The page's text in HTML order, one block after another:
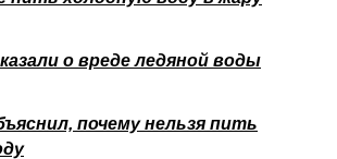
о вреде ледяной воды
почему нельзя пить